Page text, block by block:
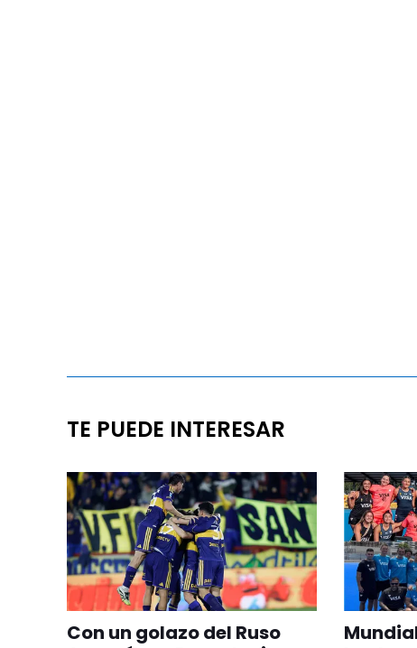
TE PUEDE INTERESAR
Con un golazo del Ruso